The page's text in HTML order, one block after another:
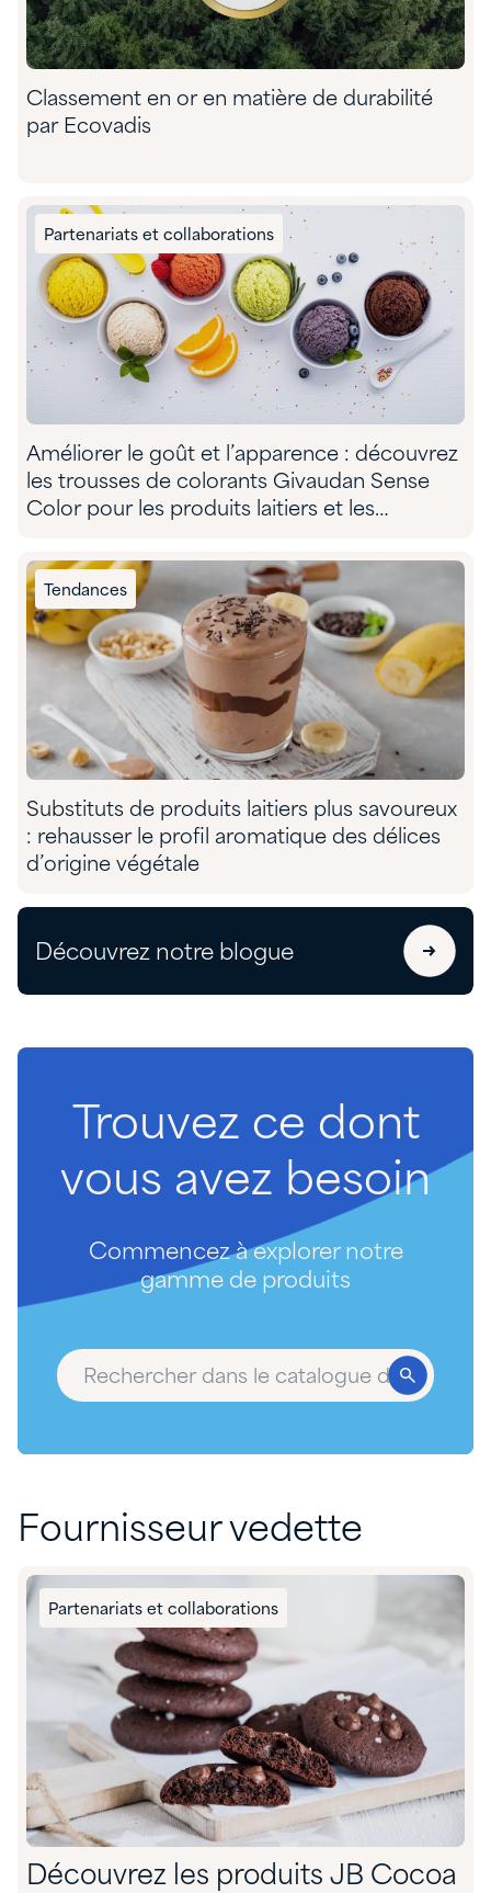
Classement en or en matière de durabilité
par Ecovadis
Partenariats et collaborations
Améliorer le goût et l’apparence : découvrez
les trousses de colorants Givaudan Sense
Color pour les produits laitiers et les
Tendances
Substituts de produits laitiers plus savoureux
: rehausser le profil aromatique des délices
d’origine végétale
Découvrez notre blogue
Trouvez ce dont
vous avez besoin
Commencez à explorer notre
gamme de produits
Fournisseur vedette
Partenariats et collaborations
Découvrez les produits JB Cocoa